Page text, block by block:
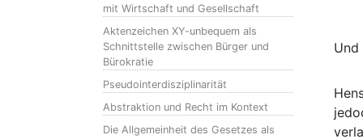
mit Wirtschaft und Gesellschaft
Aktenzeichen XY-unbequem als
Schnittstelle zwischen Bürger und
Bürokratie
Pseudointerdisziplinarität
Abstraktion und Recht im Kontext
Die Allgemeinheit des Gesetzes als